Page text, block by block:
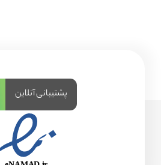
پشتیبانی آنلاین